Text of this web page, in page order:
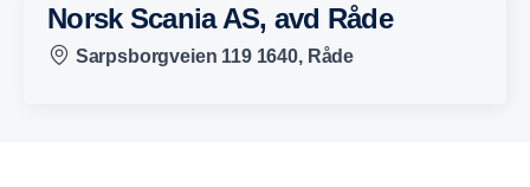
Norsk Scania AS, avd Råde
Sarpsborgveien 119 1640, Råde